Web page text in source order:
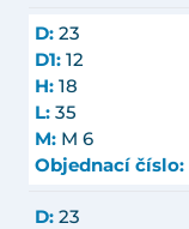
D: 23
D1: 12
H: 18
L: 35
M: M 6
Objednací číslo:
D: 23